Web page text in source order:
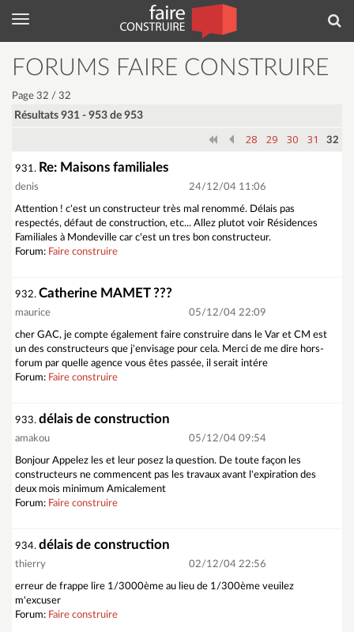
Menu
FORUMS FAIRE CONSTRUIRE
Page 32 / 32
Résultats 931 - 953 de 953
28 29 30 31 32
931. Re: Maisons familiales
denis 24/12/04 11:06
Attention ! c'est un constructeur très mal renommé. Délais pas
respectés, défaut de construction, etc... Allez plutot voir Résidences
Familiales à Mondeville car c'est un tres bon constructeur.
Forum: Faire construire
932. Catherine MAMET ???
maurice 05/12/04 22:09
cher GAC, je compte également faire construire dans le Var et CM est
un des constructeurs que j'envisage pour cela. Merci de me dire hors-
forum par quelle agence vous êtes passée, il serait intére
Forum: Faire construire
933. délais de construction
amakou 05/12/04 09:54
Bonjour Appelez les et leur posez la question. De toute façon les
constructeurs ne commencent pas les travaux avant l'expiration des
deux mois minimum Amicalement
Forum: Faire construire
934. délais de construction
thierry 02/12/04 22:56
erreur de frappe lire 1/3000ème au lieu de 1/300ème veuilez
m'excuser
Forum: Faire construire